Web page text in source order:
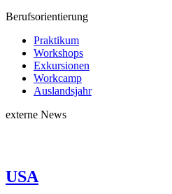
Berufsorientierung
Praktikum
Workshops
Exkursionen
Workcamp
Auslandsjahr
externe News
USA